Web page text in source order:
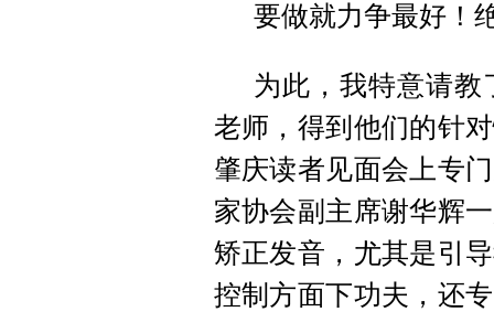
要做就力争最好！
为此，我特意请
老师，得到他们的针
肇庆读者见面会上专
家协会副主席谢华辉
矫正发音，尤其是引
控制方面下功夫，还